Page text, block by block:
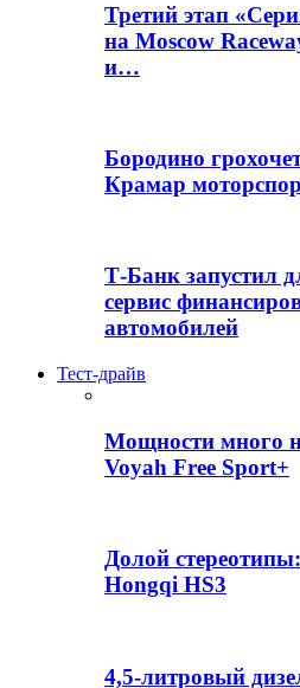
Третий этап
на Moscow
и…
Бородино
Крамар
Т-Банк запустил
сервис
автомобилей
Тест-драйв
Мощности много
Voyah Free Sport+
Долой
Hongqi HS3
4,5-литровый